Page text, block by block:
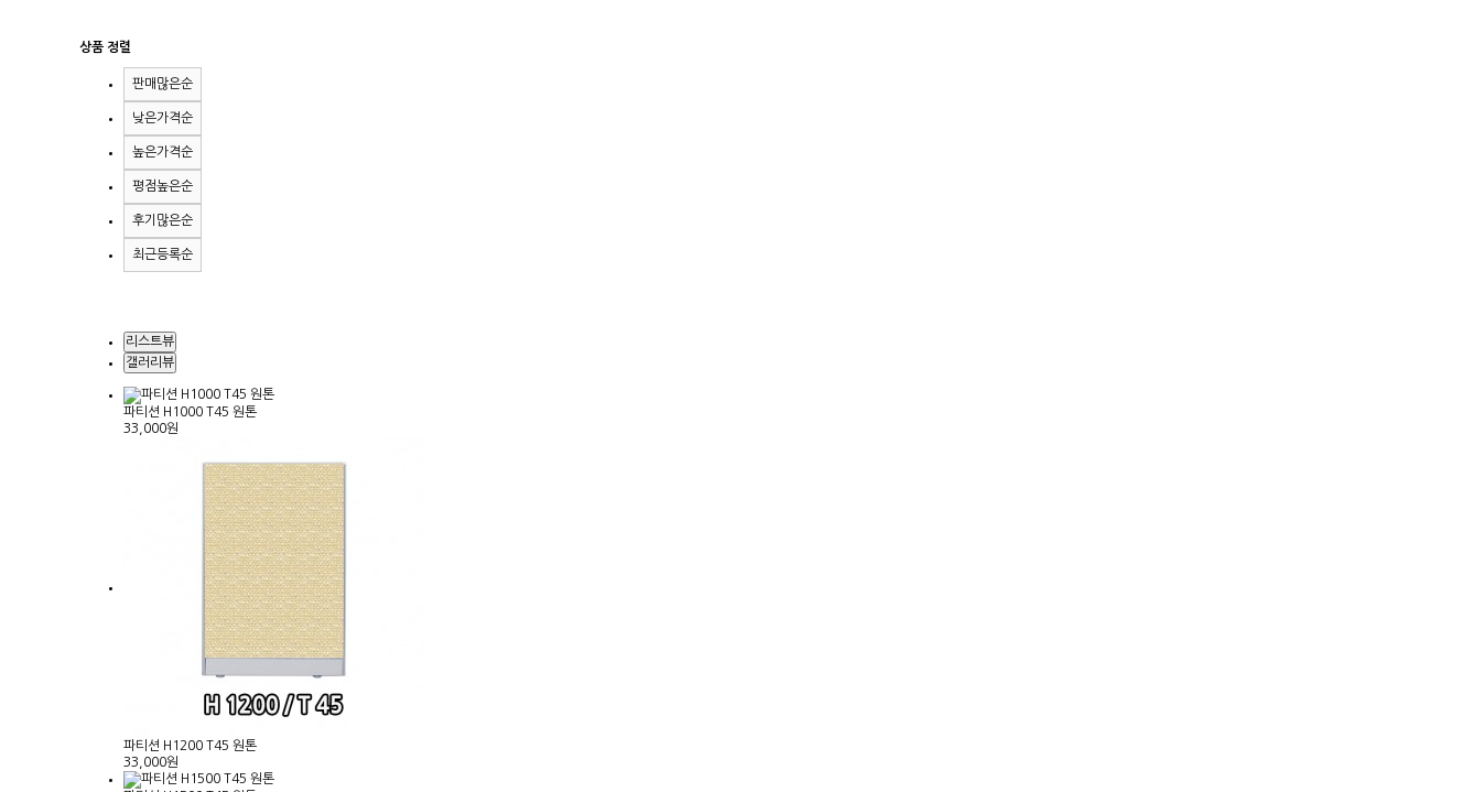
상품 정렬
판매많은순
낮은가격순
높은가격순
평점높은순
후기많은순
최근등록순
리스트뷰
갤러리뷰
파티션 H1000 T45 원톤
33,000원
파티션 H1200 T45 원톤
33,000원